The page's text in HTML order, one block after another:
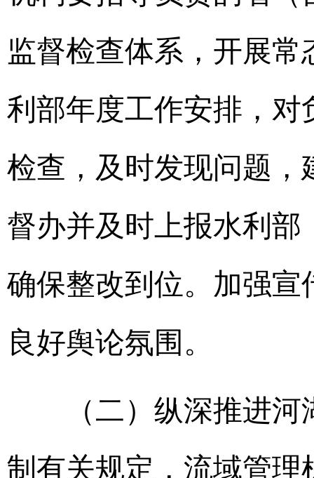
监督检查体系，开展
利部年度工作安排，
检查，及时发现问题
督办并及时上报水利
确保整改到位。加强
良好舆论氛围。
（二）纵深推进河湖
制有关规定，流域管理